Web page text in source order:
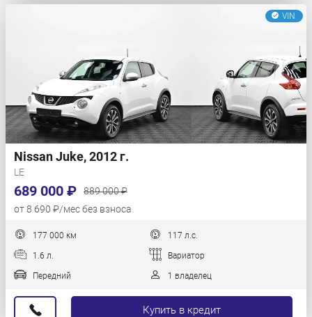
VIN
Nissan Juke, 2012 г.
LE
689 000 ₽
889 000 ₽
от 8 690 ₽/мес без взноса
177 000 км 117 л.с.
1.6 л. Вариатор
Передний 1 владелец
Купить в кредит